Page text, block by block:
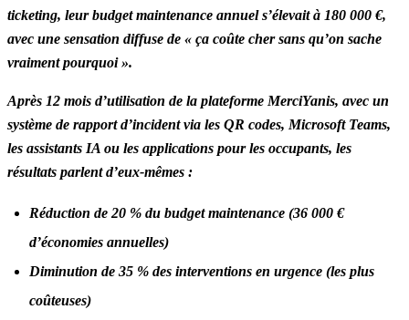
ticketing, leur budget maintenance annuel s’élevait à 180 000 €,
avec une sensation diffuse de « ça coûte cher sans qu’on sache
vraiment pourquoi ».
Après 12 mois d’utilisation de la plateforme MerciYanis, avec un
système de rapport d’incident via les QR codes, Microsoft Teams,
les assistants IA ou les applications pour les occupants, les
résultats parlent d’eux-mêmes :
Réduction de 20 % du budget maintenance (36 000 €
d’économies annuelles)
Diminution de 35 % des interventions en urgence (les plus
coûteuses)